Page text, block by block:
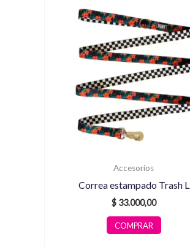
Accesorios
Correa estampado Trash L
$33.000,00
COMPRAR